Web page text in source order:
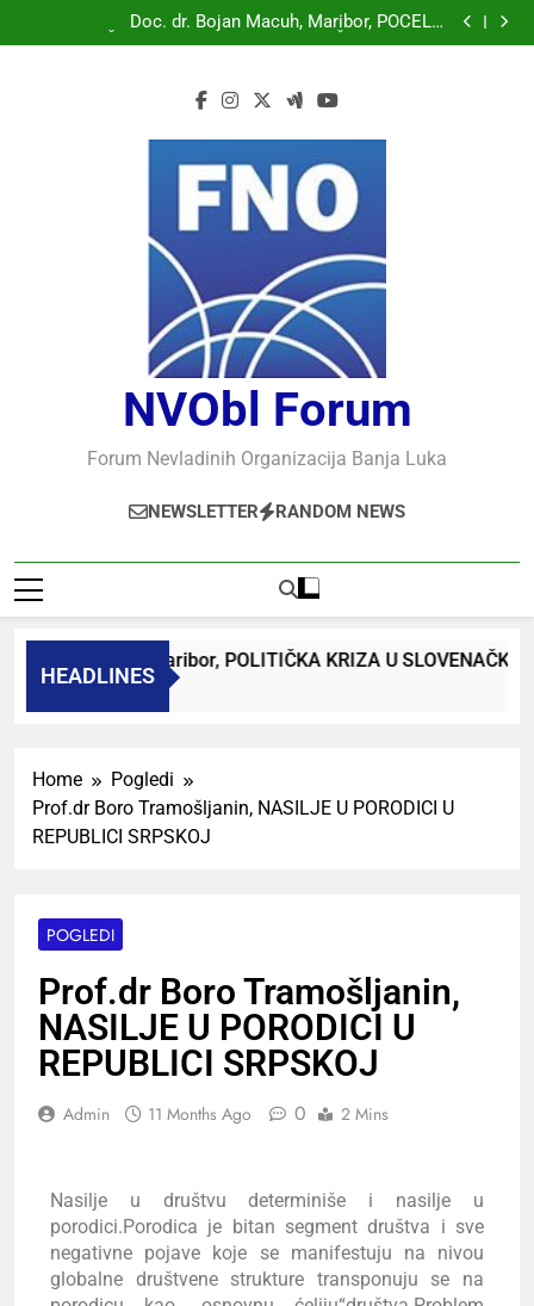
SLOVENAČKOM PARLAMENTU
Doc. dr. Bojan Macuh, Maribor, POČELO
OBILJEŽAVANJE 30 GODINA USPJEŠNOG RADA I
Prof.dr Vaso Bojanić, MOGU LI KOMPJUTERI POSTATI
Doc. dr. Bojan Macuh, Maribor, POLITIČKA KRIZA U
SLOVENAČKOM PARLAMENTU
Doc. dr. Bojan Macuh, Maribor, POČELO
RAZVOJA DEFENDOLOGIJE – POGLED IZ SLOVENIJE
AUTORITARNO LUDILO
NVObl Forum
Forum Nevladinih Organizacija Banja Luka
NEWSLETTER RANDOM NEWS
HEADLINES
Bojan Macuh, Maribor, POLITIČKA KRIZA U SLOVENAČKOM
Home
Pogledi
Prof.dr Boro Tramošljanin, NASILJE U PORODICI U
REPUBLICI SRPSKOJ
POGLEDI
Prof.dr Boro Tramošljanin,
NASILJE U PORODICI U
REPUBLICI SRPSKOJ
Admin 11 Months Ago 0 2 Mins
Nasilje u društvu determiniše i nasilje u
porodici.Porodica je bitan segment društva i sve
negativne pojave koje se manifestuju na nivou
globalne društvene strukture transponuju se na